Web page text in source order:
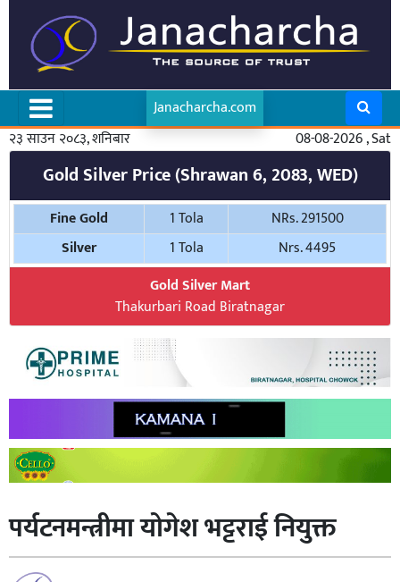
Janacharcha.com
२३ साउन २०८३, शनिबार
08-08-2026 , Sat
Gold Silver Price (Shrawan 6, 2083, WED)
Fine Gold 1 Tola
NRs. 291500
Silver
1 Tola
Nrs. 4495
Gold Silver Mart
Thakurbari Road Biratnagar
पर्यटनमन्त्रीमा योगेश भट्टराई नियुक्त